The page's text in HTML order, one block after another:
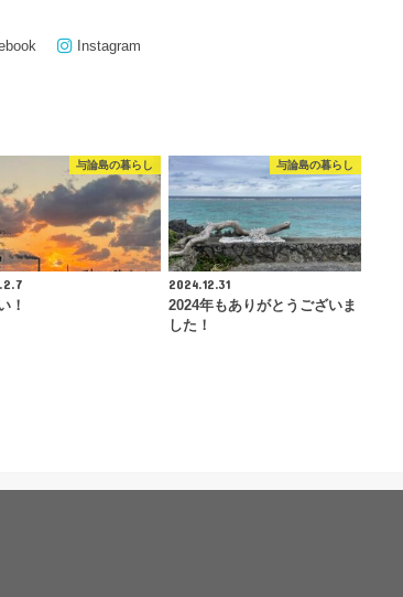
Instagram
与論島の暮らし
！
与論島の暮らし
2024.12.31
2024年もありがとうございま
した！